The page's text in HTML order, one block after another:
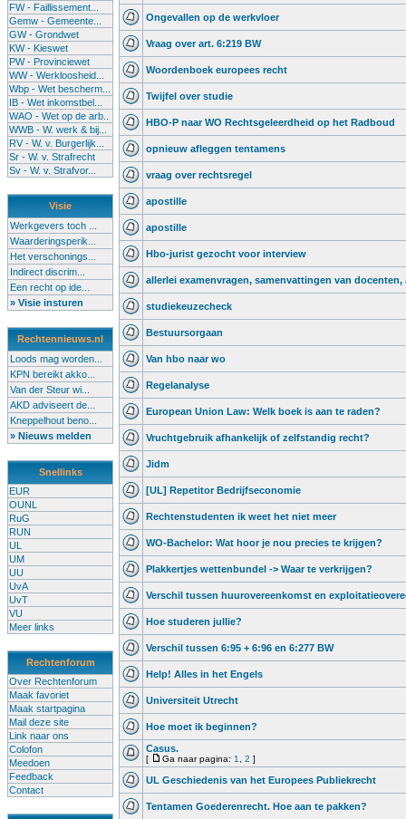
FW - Faillissement...
Gemw - Gemeente...
GW - Grondwet
KW - Kieswet
PW - Provinciewet
WW - Werkloosheid...
Wbp - Wet bescherm...
IB - Wet inkomstbel...
WAO - Wet op de arb..
WWB - W. werk & bij...
RV - W. v. Burgerlijk...
Sr - W. v. Strafrecht
Sv - W. v. Strafvor...
Visie
Werkgevers toch ...
Waarderingsperik...
Het verschonings...
Indirect discrim...
Een recht op ide...
» Visie insturen
Rechtennieuws.nl
Loods mag worden...
KPN bereikt akko...
Van der Steur wi...
AKD adviseert de...
Kneppelhout beno...
» Nieuws melden
Snellinks
EUR
OUNL
RuG
RUN
UL
UM
UU
UvA
UvT
VU
Meer links
Rechtenforum
Over Rechtenforum
Maak favoriet
Maak startpagina
Mail deze site
Link naar ons
Colofon
Meedoen
Feedback
Contact
Ongevallen op de werkvloer
Vraag over art. 6:219 BW
Woordenboek europees recht
Twijfel over studie
HBO-P naar WO Rechtsgeleerdheid op het Radboud
opnieuw afleggen tentamens
vraag over rechtsregel
apostille
apostille
Hbo-jurist gezocht voor interview
allerlei examenvragen, samenvattingen van docenten,
studiekeuzecheck
Bestuursorgaan
Van hbo naar wo
Regelanalyse
European Union Law: Welk boek is aan te raden?
Vruchtgebruik afhankelijk of zelfstandig recht?
Jidm
[UL] Repetitor Bedrijfseconomie
Rechtenstudenten ik weet het niet meer
WO-Bachelor: Wat hoor je nou precies te krijgen?
Plakkertjes wettenbundel -> Waar te verkrijgen?
Verschil tussen huurovereenkomst en
Hoe studeren jullie?
Verschil tussen 6:95 + 6:96 en 6:277 BW
Help! Alles in het Engels
Universiteit Utrecht
Hoe moet ik beginnen?
Casus.
[ Ga naar pagina: 1 2 ]
UL Geschiedenis van het Europees Publiekrecht
Tentamen Goederenrecht. Hoe aan te pakken?